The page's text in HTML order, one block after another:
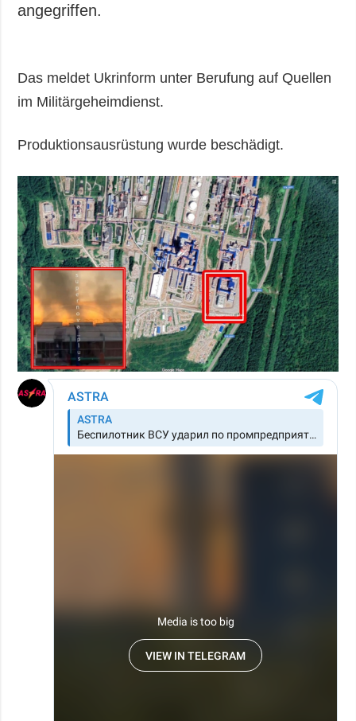
angegriffen.
Das meldet Ukrinform unter Berufung auf Quellen
im Militärgeheimdienst.
Produktionsausrüstung wurde beschädigt.